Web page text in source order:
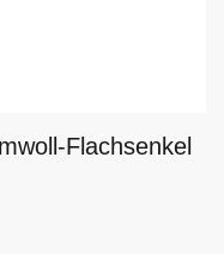
Flachsenkel